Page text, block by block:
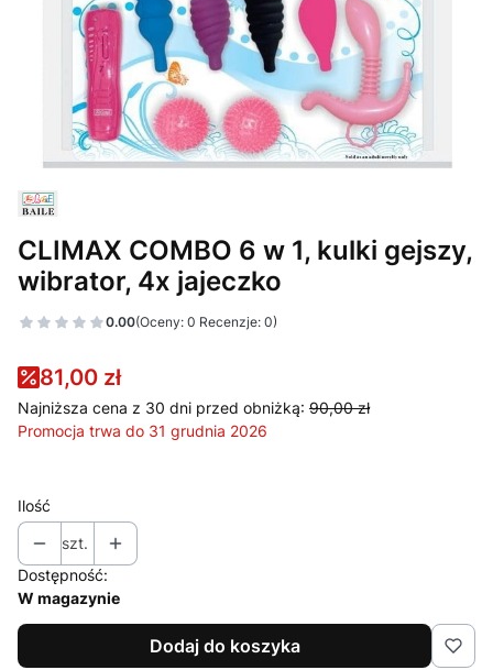
CLIMAX COMBO 6 w 1, kulki gejszy,
wibrator, 4x jajeczko
0.00(Oceny: 0 Recenzje: 0)
81,00 zł
Najniższa cena z 30 dni przed obniżką: 90,00 zł
Promocja trwa do 31 grudnia 2026
Ilość
szt.
Dostępność:
W magazynie
Dodaj do koszyka